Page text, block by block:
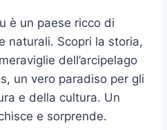
è un paese ricco di
naturali. Scopri la storia,
dell’arcipelago
un vero paradiso per gli
e della cultura. Un
e sorprende.